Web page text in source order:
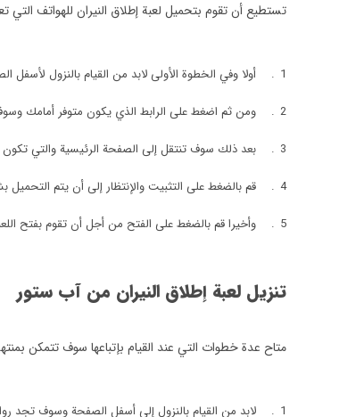
تستطيع أن تقوم بتحميل لعبة إطلاق النيران للهواتف التي
أولا وفي الخطوة الأولى لابد من القيام بالنزول
ومن ثم اضغط على الرابط الذي يكون متوفر أمامك
بعد ذلك سوف تنتقل إلى الصفحة الرئيسية والتي تكون
قم بالضغط على التثبيت والإنتظار إلى أن يتم
وأخيرا قم بالضغط على الفتح من أجل أن تقوم بفتح اللعبة
تنزيل لعبة إطلاق النيران من آب ستور
متاح عدة خطوات التي عند القيام بإتباعها سوف تتمكن
لابد من القيام بالنزول إلى أسفل الصفحة وسوف تجد